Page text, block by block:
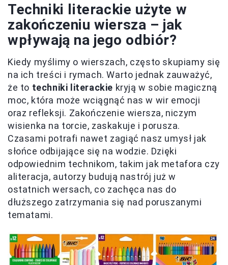
Techniki literackie użyte w
zakończeniu wiersza – jak
wpływają na jego odbiór?
Kiedy myślimy o wierszach, często skupiamy się
na ich treści i rymach. Warto jednak zauważyć,
że to techniki literackie kryją w sobie magiczną
moc, która może wciągnąć nas w wir emocji
oraz refleksji. Zakończenie wiersza, niczym
wisienka na torcie, zaskakuje i porusza.
Czasami potrafi nawet zagiąć nasz umysł jak
słońce odbijające się na wodzie. Dzięki
odpowiednim technikom, takim jak metafora czy
aliteracja, autorzy budują nastrój już w
ostatnich wersach, co zachęca nas do
dłuższego zatrzymania się nad poruszanymi
tematami.